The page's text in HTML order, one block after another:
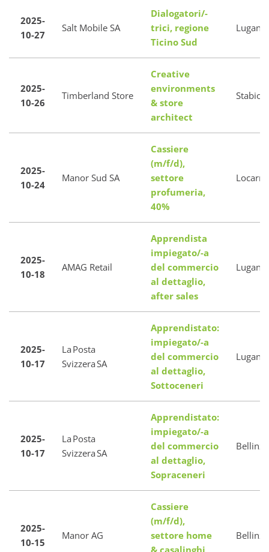
2025-
10-27
Salt Mobile SA
Dialogatori/-
trici, regione
Ticino Sud
Lugano
2025-
10-26
Timberland Store
Creative
environments
& store
architect
Stabio
2025-
10-24
Manor Sud SA
Cassiere
(m/f/d),
settore
profumeria,
40%
Locarno
2025-
10-18
AMAG Retail
Apprendista
impiegato/-a
del commercio
al dettaglio,
after sales
Lugano
2025-
10-17
La Posta
Svizzera SA
Apprendistato:
impiegato/-a
del commercio
al dettaglio,
Sottoceneri
Lugano
2025-
10-17
La Posta
Svizzera SA
Apprendistato:
impiegato/-a
del commercio
al dettaglio,
Sopraceneri
2025-
10-15
Manor AG
Cassiere
(m/f/d),
settore home
& casalinghi,